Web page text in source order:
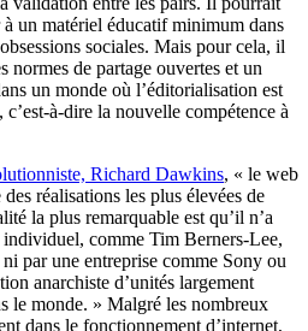
à un matériel éducatif minimum dans
sociales. Mais pour cela, il
normes de partage ouvertes et un
un monde où l’éditorialisation est
à-dire la nouvelle compétence à
Richard Dawkins, « le web
réalisations les plus élevées de
la plus remarquable est qu’il n’a
comme Tim Berners-Lee,
par une entreprise comme Sony ou
anarchiste d’unités largement
le monde. » Malgré les nombreux
dans le fonctionnement d’internet,